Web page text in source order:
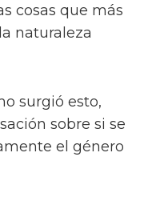
cosas que más
naturaleza
surgió esto,
sobre si se
el género